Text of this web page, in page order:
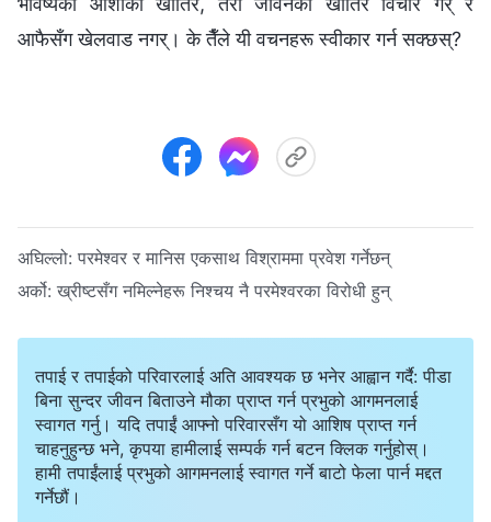
आफैसँग खेलवाड नगर्। के तैँले यी वचनहरू स्वीकार गर्न सक्छस्?
अघिल्लो: परमेश्‍वर र मानिस एकसाथ विश्राममा प्रवेश गर्नेछन्
अर्को: ख्रीष्टसँग नमिल्नेहरू निश्‍चय नै परमेश्‍वरका विरोधी हुन्
तपाई र तपाईको परिवारलाई अति आवश्यक छ भनेर आह्वान गर्दै: पीडा
बिना सुन्दर जीवन बिताउने मौका प्राप्त गर्न प्रभुको आगमनलाई
स्वागत गर्नु। यदि तपाईं आफ्नो परिवारसँग यो आशिष प्राप्त गर्न
चाहनुहुन्छ भने, कृपया हामीलाई सम्पर्क गर्न बटन क्लिक गर्नुहोस्।
हामी तपाईंलाई प्रभुको आगमनलाई स्वागत गर्ने बाटो फेला पार्न मद्दत
गर्नेछौं।